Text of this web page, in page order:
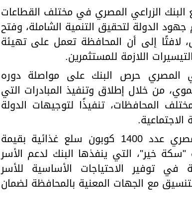
البنك الزراعي المصري في مختلف القطاعات
الدولة لتحقيق التنمية الشاملة، وفتح
لافتًا إلى أن المحافظة تعمل على تهيئة
اللازمة للمستثمرين.
المصري حرص البنك على مواصلة دوره
من خلال إطلاق وتنفيذ المبادرات التي
المحافظات، تنفيذًا لتوجيهات الدولة
وفي ختام اللقاء، قدم البنك الزراعي المصري عدد 1400 كوبون سلع غذائية بقيمة
مبادرة "سكة خير"، التي ينفذها البنك لدعم الأسر
في توفير الاحتياجات الأساسية للأسر
مع الجهات المعنية بالمحافظة لضمان